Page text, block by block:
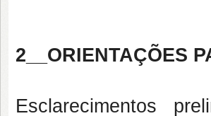
2__ORIENTAÇÕES
Esclarecimentos